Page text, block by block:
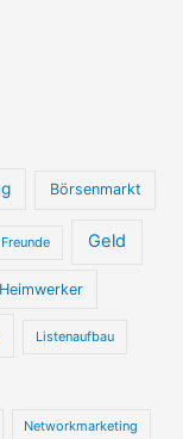
Börsenmarkt
Freunde Geld
Heimwerker
Listenaufbau
Networkmarketing